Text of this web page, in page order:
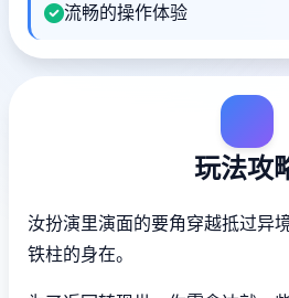
流畅的操作体验
玩法攻
汝扮演里演面的要角穿越抵过异
铁柱的身在。